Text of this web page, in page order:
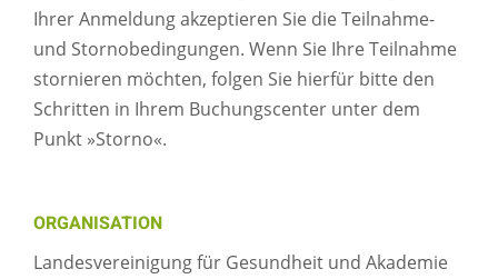
Ihrer Anmeldung akzeptieren Sie die Teilnahme-
und Stornobedingungen. Wenn Sie Ihre Teilnahme
stornieren möchten, folgen Sie hierfür bitte den
Schritten in Ihrem Buchungscenter unter dem
Punkt »Storno«.
ORGANISATION
Landesvereinigung für Gesundheit und Akademie